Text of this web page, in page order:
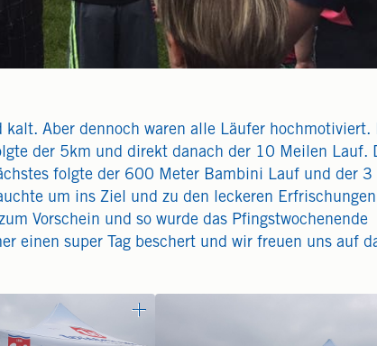
Aber dennoch waren alle Läufer hochmotiviert.
der 5km und direkt danach der 10 Meilen Lauf.
folgte der 600 Meter Bambini Lauf und der 3
um ins Ziel und zu den leckeren
Vorschein und so wurde das Pfingstwochenende
einen super Tag beschert und wir freuen uns auf